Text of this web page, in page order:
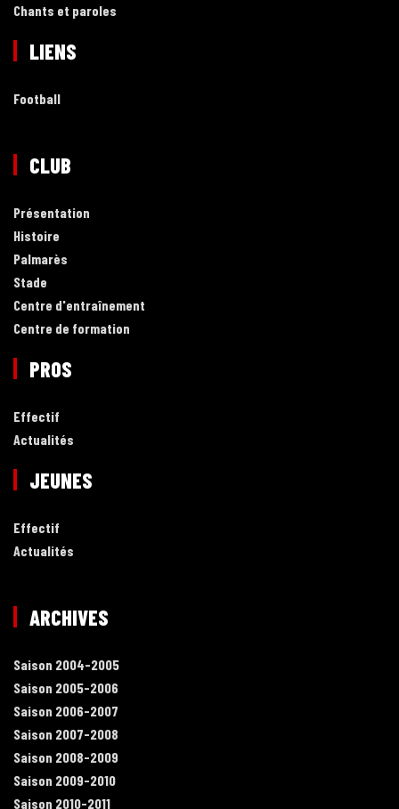
Chants et paroles
LIENS
Football
CLUB
Présentation
Histoire
Palmarès
Stade
Centre d'entraînement
Centre de formation
PROS
Effectif
Actualités
JEUNES
Effectif
Actualités
ARCHIVES
Saison 2004-2005
Saison 2005-2006
Saison 2006-2007
Saison 2007-2008
Saison 2008-2009
Saison 2009-2010
Saison 2010-2011